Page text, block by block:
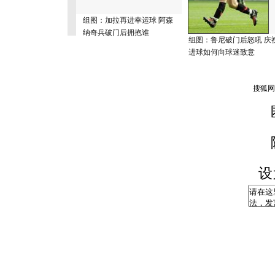
组图：加拉再进幸运球 阿森
纳奇兵破门后拥抱谁
组图：鲁尼破门后怒吼 庆
进球如何向球迷致意